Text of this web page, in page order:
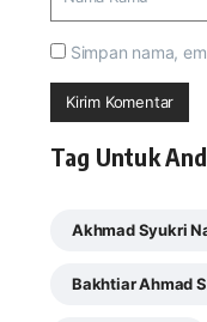
Simpan nama,
Tag Untuk
Akhmad Syukri
Bakhtiar Ahmad